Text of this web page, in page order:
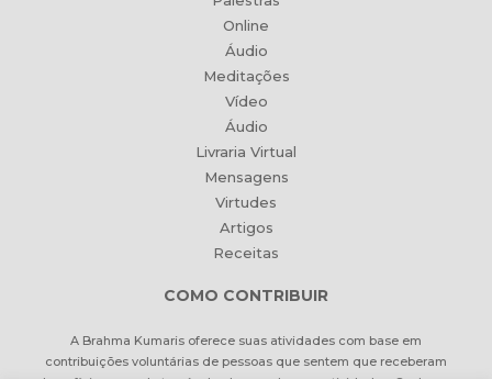
Online
Áudio
Meditações
Vídeo
Áudio
Livraria Virtual
Mensagens
Virtudes
Artigos
Receitas
COMO CONTRIBUIR
A Brahma Kumaris oferece suas atividades com base em
contribuições voluntárias de pessoas que sentem que receberam